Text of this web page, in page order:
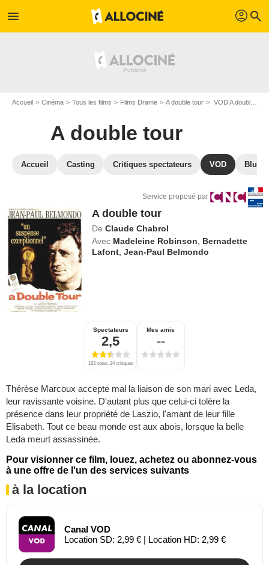
menu profil search
Accueil Cinéma Tous les films Films Drame A double tour VOD A double tour
A double tour
Accueil Casting Critiques spectateurs VOD Blu-
Service proposé par
A double tour
De Claude Chabrol
Avec Madeleine Robinson
Bernadette
Lafont ,Jean-Paul Belmondo
Spectateurs
2,5
163 notes, 24 critiques
Mes amis
--
Thérèse Marcoux accepte mal la liaison de son mari avec Leda,
leur ravissante voisine. D'autant plus que celui-ci tolère la
présence dans leur propriété de Laszio, l'amant de leur fille
Elisabeth. Tout ce beau monde est aux abois, lorsque la belle
Leda meurt assassinée.
Pour visionner ce film, louez, achetez ou abonnez-vous
à une offre de l'un des services suivants
à la location
Canal VOD
Location SD: 2,99 € | Location HD: 2,99 €